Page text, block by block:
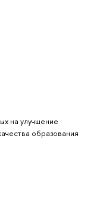
на улучшение
образования